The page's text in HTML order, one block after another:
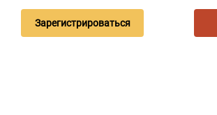
Зарегистрироваться